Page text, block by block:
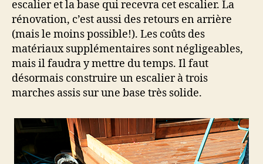
escalier et la base qui recevra cet escalier. La
rénovation, c’est aussi des retours en arrière
(mais le moins possible!). Les coûts des
matériaux supplémentaires sont négligeables,
mais il faudra y mettre du temps. Il faut
désormais construire un escalier à trois
marches assis sur une base très solide.